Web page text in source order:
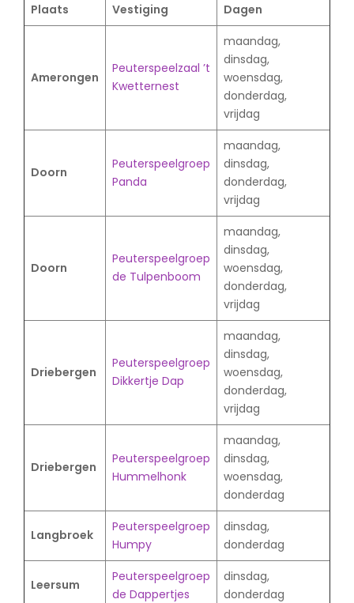
Plaats Vestiging Dagen
Amerongen
Peuterspeelzaal ’t
Kwetternest
maandag,
dinsdag,
woensdag,
donderdag,
vrijdag
Doorn
Peuterspeelgroep
Panda
maandag,
dinsdag,
donderdag,
vrijdag
Doorn
Peuterspeelgroep
de Tulpenboom
maandag,
dinsdag,
woensdag,
donderdag,
vrijdag
Driebergen
Peuterspeelgroep
Dikkertje Dap
maandag,
dinsdag,
woensdag,
donderdag,
vrijdag
Driebergen
Peuterspeelgroep
Hummelhonk
maandag,
dinsdag,
woensdag,
donderdag
Langbroek
Peuterspeelgroep
Humpy
dinsdag,
donderdag
Leersum
Peuterspeelgroep
de Dappertjes
dinsdag,
donderdag